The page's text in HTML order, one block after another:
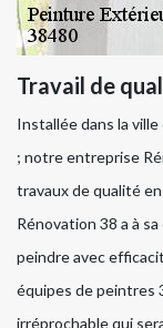
Travail de
Installée dans la
; notre entreprise
travaux de qualité
Rénovation 38 a à
peindre avec
équipes de peintres
irréprochable qui